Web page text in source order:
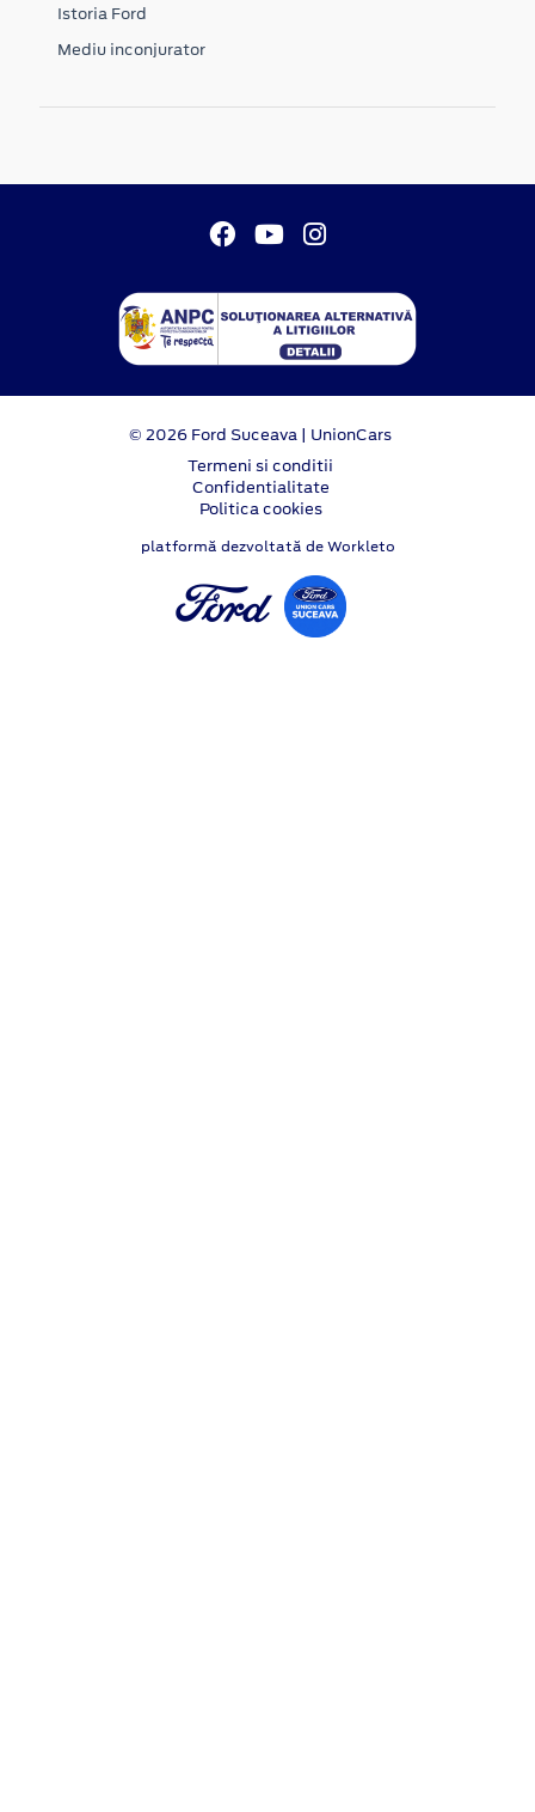
Istoria Ford
Mediu inconjurator
© 2026 Ford Suceava | UnionCars
Termeni si conditii
Confidentialitate
Politica cookies
platformă dezvoltată de Workleto